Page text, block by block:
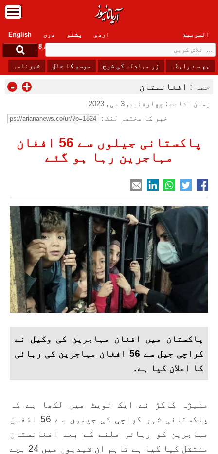
English دری پشتو العربیة
اردو
Saturday, 8 August , 2026
ہم سے رابطہ زر مبادلہ کی شرح موسم کا حال خبرنامہ
حصہ : افغانستان - +
زمان اشاعت : چهارشنبه, 3 می , 2023
خبر کا مختصر لنک :
پاکستانی جیلوں سے 56 افغان
مہاجرین رہا ہو گئے
پاکستان میں افغان مہاجرین کی وکیل نے
کراچی جیل سے 56 افغان مہاجرین کی رہائی
کا اعلان کیا ہے۔
منیژہ کاکڑ نے ایک ٹویٹ میں لکھا ہے کہ
پاکستانی شہر کراچی کی جیلوں سے 56 افغان
مہاجرین کو رہائی ملنے کے بعد افغانستان
منتقل کیا گیا ہے تاہم ان قیدیوں میں 24 بچے